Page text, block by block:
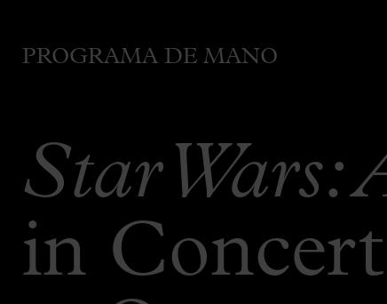
PROGRAMA DE MANO
Star Wars:
in Concert